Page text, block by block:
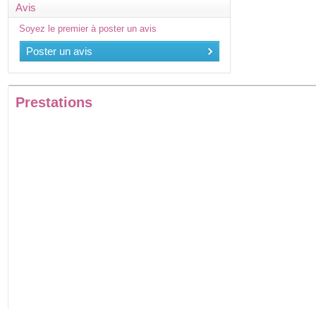
Avis
Soyez le premier à poster un avis
Poster un avis
Prestations